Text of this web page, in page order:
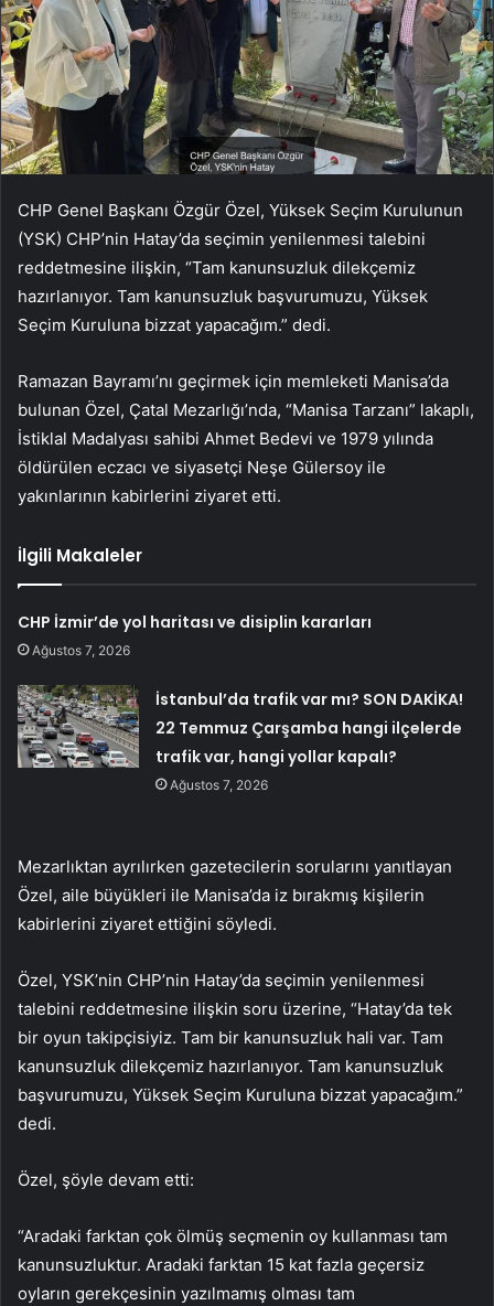
CHP Genel Başkanı Özgür Özel, Yüksek Seçim Kurulunun
(YSK) CHP’nin Hatay’da seçimin yenilenmesi talebini
reddetmesine ilişkin, “Tam kanunsuzluk dilekçemiz
hazırlanıyor. Tam kanunsuzluk başvurumuzu, Yüksek
Seçim Kuruluna bizzat yapacağım.” dedi.
Ramazan Bayramı’nı geçirmek için memleketi Manisa’da
bulunan Özel, Çatal Mezarlığı’nda, “Manisa Tarzanı” lakaplı,
İstiklal Madalyası sahibi Ahmet Bedevi ve 1979 yılında
öldürülen eczacı ve siyasetçi Neşe Gülersoy ile
yakınlarının kabirlerini ziyaret etti.
İlgili Makaleler
CHP İzmir’de yol haritası ve disiplin kararları
Ağustos 7, 2026
İstanbul’da trafik var mı? SON DAKİKA!
22 Temmuz Çarşamba hangi ilçelerde
trafik var, hangi yollar kapalı?
Ağustos 7, 2026
Mezarlıktan ayrılırken gazetecilerin sorularını yanıtlayan
Özel, aile büyükleri ile Manisa’da iz bırakmış kişilerin
kabirlerini ziyaret ettiğini söyledi.
Özel, YSK’nin CHP’nin Hatay’da seçimin yenilenmesi
talebini reddetmesine ilişkin soru üzerine, “Hatay’da tek
bir oyun takipçisiyiz. Tam bir kanunsuzluk hali var. Tam
kanunsuzluk dilekçemiz hazırlanıyor. Tam kanunsuzluk
başvurumuzu, Yüksek Seçim Kuruluna bizzat yapacağım.”
dedi.
Özel, şöyle devam etti:
“Aradaki farktan çok ölmüş seçmenin oy kullanması tam
kanunsuzluktur. Aradaki farktan 15 kat fazla geçersiz
oyların gerekçesinin yazılmamış olması tam